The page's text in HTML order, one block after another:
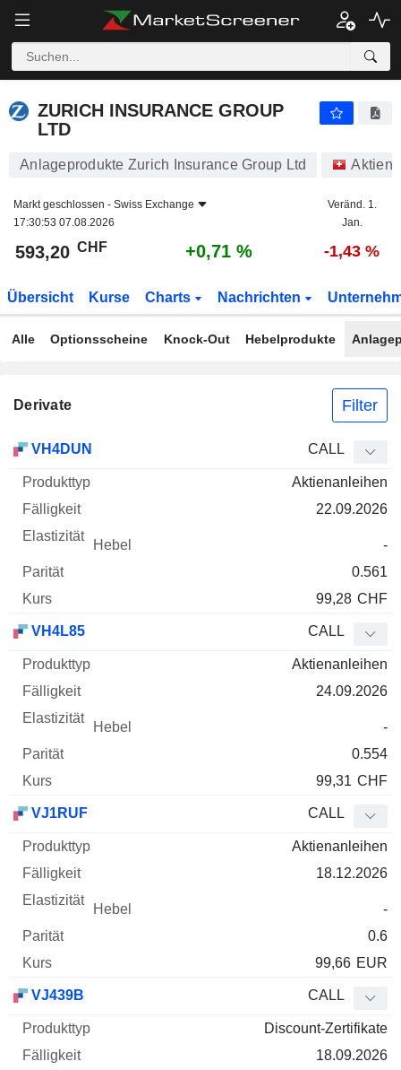
ZURICH INSURANCE GROUP
LTD
Anlageprodukte Zurich Insurance Group Ltd Aktien
Markt geschlossen - Swiss Exchange
17:30:53 07.08.2026
Veränd. 1.
Jan.
593,20 CHF +0,71 % -1,43 %
Übersicht Kurse Charts Nachrichten
Alle Optionsscheine Knock-Out Hebelprodukte
Derivate Filter
WKN Typ Produkttyp Hebel Parität
VH4DUN CALL
Aktienanleihen
22.09.2026
-
0.561
99,28 CHF
VH4L85 CALL
Aktienanleihen
24.09.2026
-
0.554
99,31 CHF
VJ1RUF CALL
Aktienanleihen
18.12.2026
-
0.6
99,66 EUR
VJ439B CALL
Discount-Zertifikate
18.09.2026